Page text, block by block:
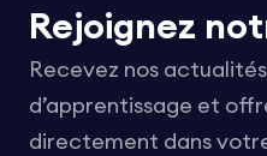
Rejoignez
Recevez nos
d’apprentissage et
directement dans